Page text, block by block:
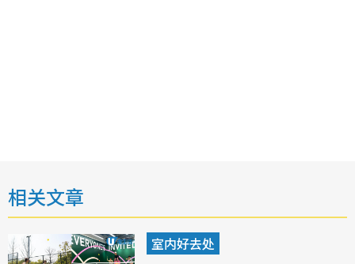
相关文章
室内好去处